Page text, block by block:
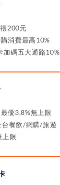
200元
消費最高10%
加碼五大通路10%
優3.8%無上限
餐飲/網購/旅遊
上限